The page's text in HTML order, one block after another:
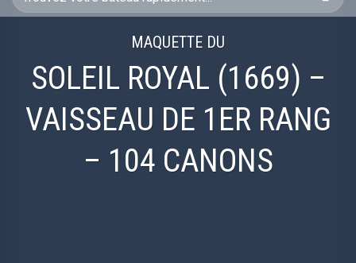
pour :
MAQUETTE DU
SOLEIL ROYAL (1669) –
VAISSEAU DE 1ER RANG
– 104 CANONS